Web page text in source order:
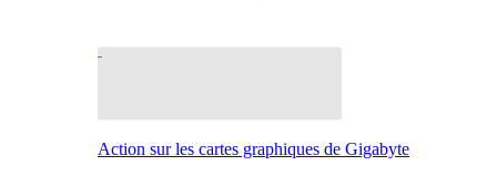
Action sur les cartes graphiques de Gigabyte